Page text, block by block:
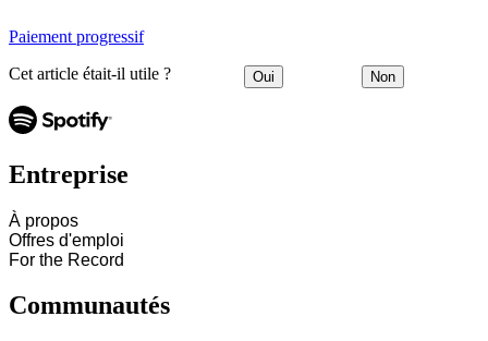
Paiement progressif
Cet article était-il utile ? Oui Non
Entreprise
À propos
Offres d'emploi
For the Record
Communautés